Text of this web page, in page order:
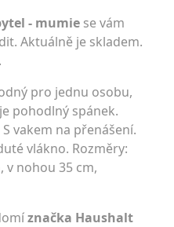
- mumie se vám
Aktuálně je skladem.
.
pro jednu osobu,
pohodlný spánek.
vakem na přenášení.
vlákno. Rozměry:
v nohou 35 cm,
značka Haushalt